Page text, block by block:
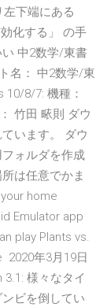
下端にある
化する」 の手
中2数学/東書
名： 中2数学/東
10/8/7: 機種：
竹田 畩則 ダウ
います。 ダウ
ォルダを作成
は任意でかま
home
Emulator app
play Plants vs.
2020年3月19日
様々なタイ
ビを倒してい